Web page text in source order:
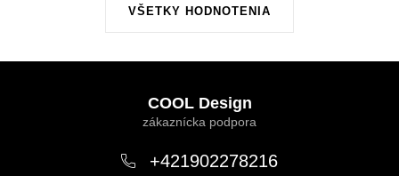
VŠETKY HODNOTENIA
COOL Design
+421902278216